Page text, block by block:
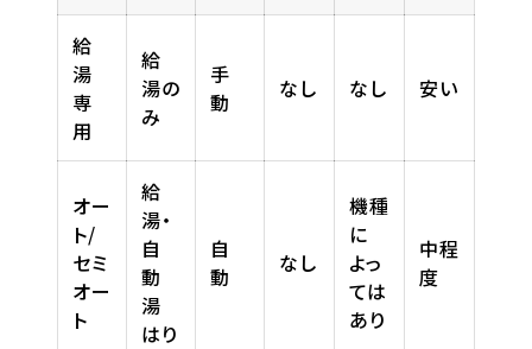
給
湯
専
用
給
湯の
み
手
動
なし なし 安い
オー
ト/
セミ
オー
ト
給
湯・
自
動
湯
はり
自
動
なし
機種
に
よっ
ては
あり
中程
度